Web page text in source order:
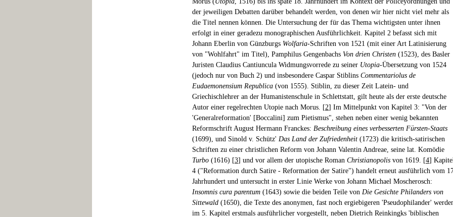
der jeweiligen Debatten darüber behandelt werden, von denen wir hier nicht viel mehr als
die Titel nennen können. Die Untersuchung der für das Thema wichtigsten unter ihnen
erfolgt in einer geradezu monographischen Ausführlichkeit. Kapitel 2 befasst sich mit
Johann Eberlin von Günzburgs Wolfaria-Schriften von 1521 (mit einer Art Latinisierung
von "Wohlfahrt" im Titel), Pamphilus Gengenbachs Von drien Christen (1523), des Basler
Juristen Claudius Cantiuncula Widmungsvorrede zu seiner Utopia-Übersetzung von 1524
(jedoch nur von Buch 2) und insbesondere Caspar Stiblins Commentariolus de
Eudaemonensium Republica (von 1555). Stiblin, zu dieser Zeit Latein- und
Griechischlehrer an der Humanistenschule in Schlettstatt, gilt heute als der erste deutsche
Autor einer regelrechten Utopie nach Morus. [2] Im Mittelpunkt von Kapitel 3: "Von der
'Generalreformation' [Boccalini] zum Pietismus", stehen neben einer wenig bekannten
Reformschrift August Hermann Franckes: Beschreibung eines verbesserten Fürsten-Staats
(1699), und Sinold v. Schütz' Das Land der Zufriedenheit (1723) die kritisch-satirischen
Schriften zu einer christlichen Reform von Johann Valentin Andreae, seine lat. Komödie
Turbo (1616) [3] und vor allem der utopische Roman Christianopolis von 1619. [4]
4 ("Reformation durch Satire - Reformation der Satire") handelt erneut ausführlich vom
Jahrhundert und untersucht in erster Linie Werke von Johann Michael Moscherosch:
Insomnis cura parentum (1643) sowie die beiden Teile von Die Gesichte Philanders von
Sittewald (1650), die Texte des anonymen, fast noch ergiebigeren 'Pseudophilander'
im 5. Kapitel erstmals ausführlicher vorgestellt, neben Dietrich Reinkingks 'biblischen